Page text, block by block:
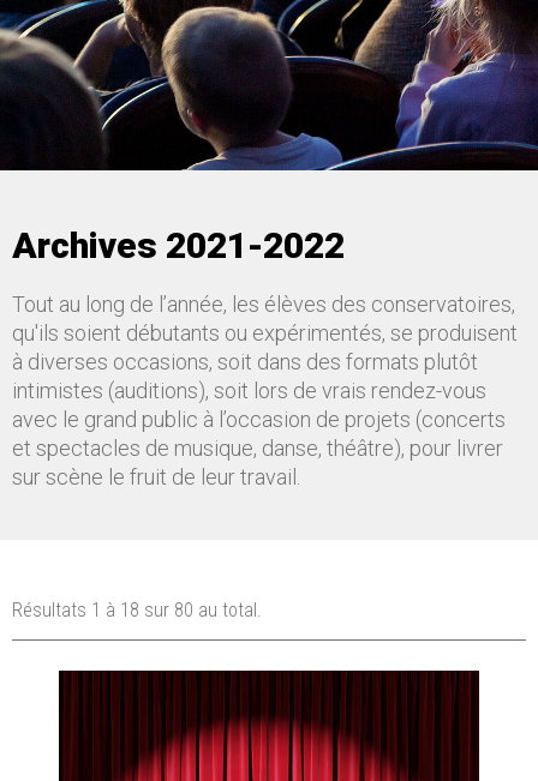
Archives 2021-2022
Tout au long de l’année, les élèves des conservatoires,
qu'ils soient débutants ou expérimentés, se produisent
à diverses occasions, soit dans des formats plutôt
intimistes (auditions), soit lors de vrais rendez-vous
avec le grand public à l’occasion de projets (concerts
et spectacles de musique, danse, théâtre), pour livrer
sur scène le fruit de leur travail.
Résultats 1 à 18 sur 80 au total.